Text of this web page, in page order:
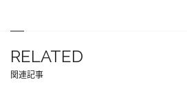
RELATED
関連記事